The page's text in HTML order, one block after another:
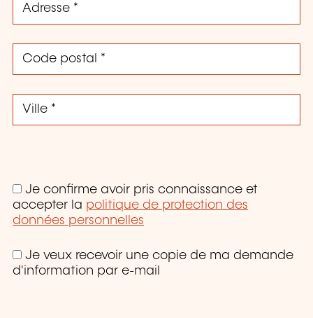
Je confirme avoir pris connaissance et
accepter la politique de protection des
données personnelles
Je veux recevoir une copie de ma demande
d'information par e-mail